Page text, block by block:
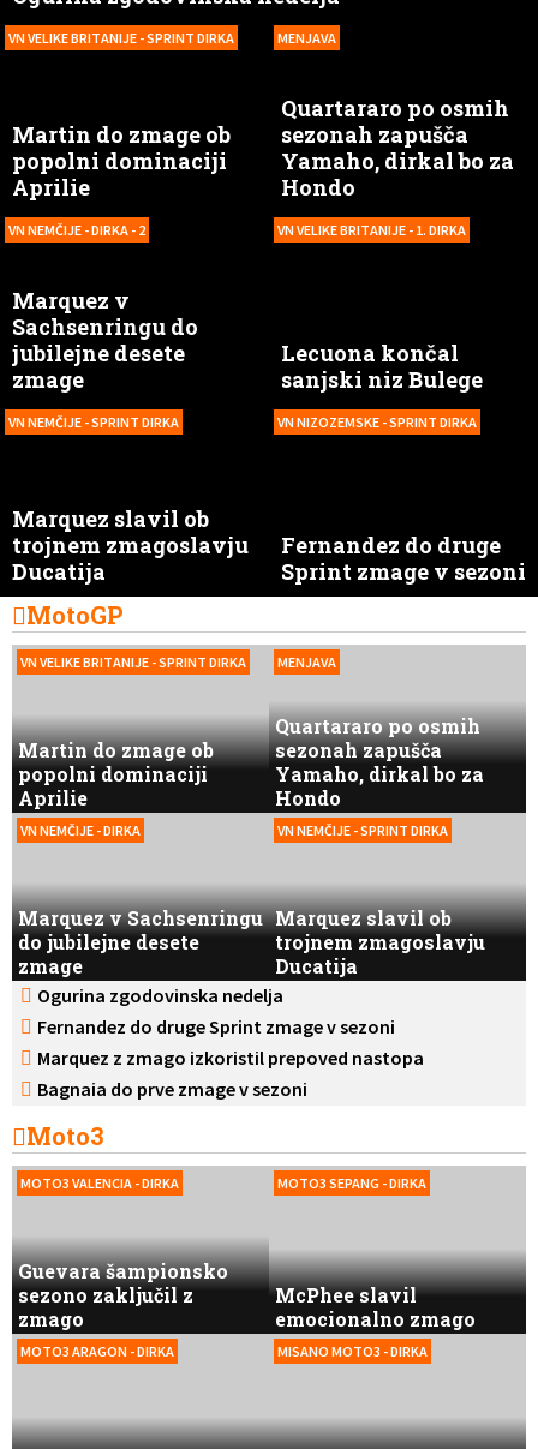
VN VELIKE BRITANIJE - SPRINT DIRKA
Martin do zmage ob
popolni dominaciji
Aprilie
MENJAVA
Quartararo po osmih
sezonah zapušča
Yamaho, dirkal bo za
Hondo
VN NEMČIJE - DIRKA - 2
Marquez v
Sachsenringu do
jubilejne desete
zmage
VN VELIKE BRITANIJE - 1. DIRKA
Lecuona končal
sanjski niz Bulege
VN NEMČIJE - SPRINT DIRKA
Marquez slavil ob
trojnem zmagoslavju
Ducatija
VN NIZOZEMSKE - SPRINT DIRKA
Fernandez do druge
Sprint zmage v sezoni
MotoGP
VN VELIKE BRITANIJE - SPRINT DIRKA
Martin do zmage ob
popolni dominaciji
Aprilie
MENJAVA
Quartararo po osmih
sezonah zapušča
Yamaho, dirkal bo za
Hondo
VN NEMČIJE - DIRKA
Marquez v Sachsenringu
do jubilejne desete
zmage
VN NEMČIJE - SPRINT DIRKA
Marquez slavil ob
trojnem zmagoslavju
Ducatija
Ogurina zgodovinska nedelja
Fernandez do druge Sprint zmage v sezoni
Marquez z zmago izkoristil prepoved nastopa
Bezzecchija
Bagnaia do prve zmage v sezoni
Moto3
MOTO3 VALENCIA - DIRKA
Guevara šampionsko
sezono zaključil z
zmago
MOTO3 SEPANG - DIRKA
McPhee slavil
emocionalno zmago
MOTO3 ARAGON - DIRKA MISANO MOTO3 - DIRKA